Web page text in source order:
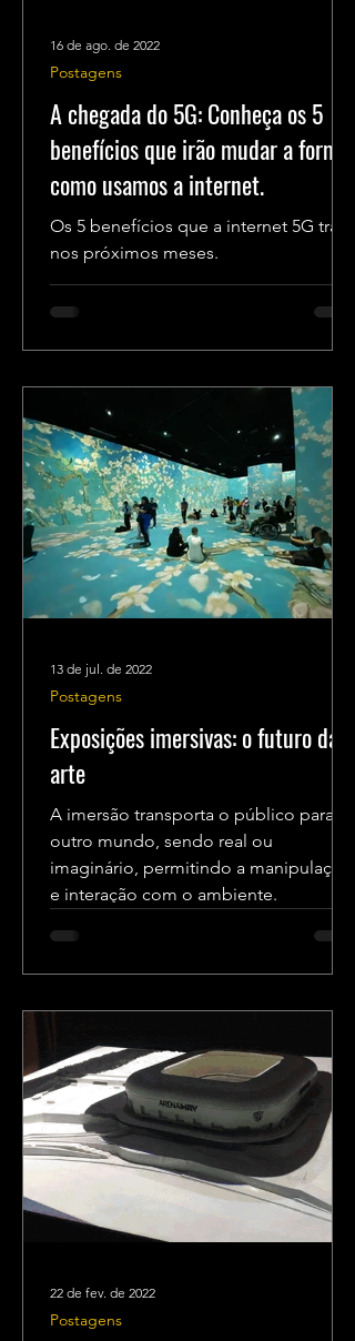
A chegada do 5G: Conheça os 5
benefícios que irão mudar a forma
como usamos a internet.
Os 5 benefícios que a internet 5G trará
nos próximos meses.
Postagens
16 de ago. de 2022
Exposições imersivas: o futuro da
arte
A imersão transporta o público para
outro mundo, sendo real ou
imaginário, permitindo a manipulação
e interação com o ambiente.
Postagens
13 de jul. de 2022
Postagens
22 de fev. de 2022